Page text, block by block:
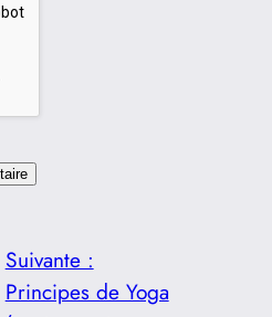
Suivante :
Principes de Yoga